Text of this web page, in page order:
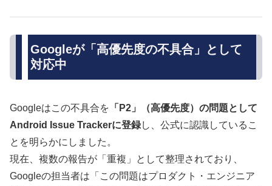
Googleが「高優先度の不具合」として
対応中
Googleはこの不具合を 「P2」（高優先度）の問題として
Android Issue Trackerに登録し、公式に認識しているこ
とを明らかにしました。
現在、複数の報告が「重複」として整理されており、
Googleの担当者は「この問題はプロダクト・エンジニア